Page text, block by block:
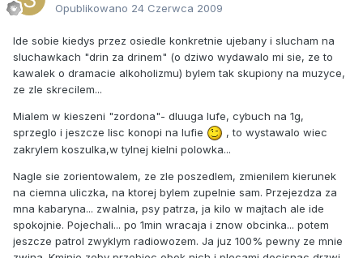
Opublikowano 24 Czerwca 2009
Ide sobie kiedys przez osiedle konkretnie ujebany i slucham na
sluchawkach "drin za drinem" (o dziwo wydawalo mi sie, ze to
kawalek o dramacie alkoholizmu) bylem tak skupiony na muzyce,
ze zle skrecilem...
Mialem w kieszeni "zordona"- dluuga lufe, cybuch na 1g,
sprzeglo i jeszcze lisc konopi na lufie
, to wystawalo wiec
zakrylem koszulka,w tylnej kielni polowka...
Nagle sie zorientowalem, ze zle poszedlem, zmienilem kierunek
na ciemna uliczka, na ktorej bylem zupelnie sam. Przejezdza za
mna kabaryna... zwalnia, psy patrza, ja kilo w majtach ale ide
spokojnie. Pojechali... po 1min wracaja i znow obcinka... potem
jeszcze patrol zwyklym radiowozem. Ja juz 100% pewny ze mnie